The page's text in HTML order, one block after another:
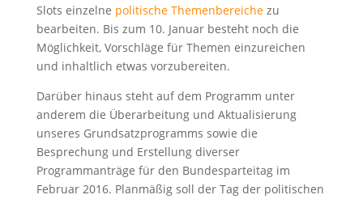
Slots einzelne politische Themenbereichezu
bearbeiten. Bis zum 10. Januar besteht noch die
Möglichkeit, Vorschläge für Themen einzureichen
und inhaltlich etwas vorzubereiten.
Darüber hinaus steht auf dem Programm unter
anderem die Überarbeitung und Aktualisierung
unseres Grundsatzprogramms sowie die
Besprechung und Erstellung diverser
Programmanträge für den Bundesparteitag im
Februar 2016. Planmäßig soll der Tag der politischen